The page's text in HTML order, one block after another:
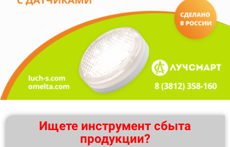
Ищете инструмент сбыта
продукции?